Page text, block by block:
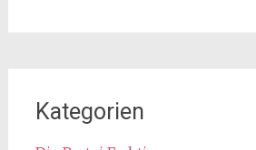
Kategorien